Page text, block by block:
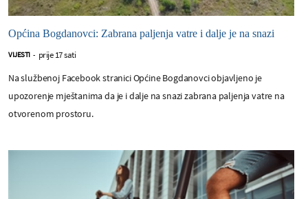
Općina Bogdanovci: Zabrana paljenja vatre i dalje je na snazi
VIJESTI - prije 17 sati
Na službenoj Facebook stranici Općine Bogdanovci objavljeno je
upozorenje mještanima da je i dalje na snazi zabrana paljenja vatre na
otvorenom prostoru.